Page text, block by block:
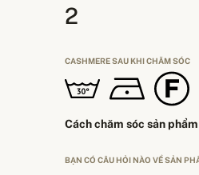
2
CASHMERE SAU KHI CHĂM SÓC
Cách chăm sóc sản
BẠN CÓ CÂU HỎI NÀO VỀ SẢN